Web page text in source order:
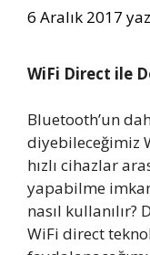
6 Aralık 2017
WiFi Direct ile
Bluetooth’un
diyebileceğimiz
hızlı cihazlar
yapabilme
nasıl kullanılır?
WiFi direct